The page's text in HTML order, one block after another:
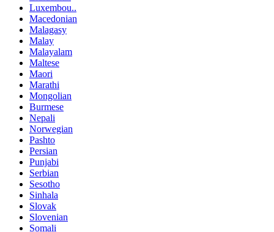
Luxembou..
Macedonian
Malagasy
Malay
Malayalam
Maltese
Maori
Marathi
Mongolian
Burmese
Nepali
Norwegian
Pashto
Persian
Punjabi
Serbian
Sesotho
Sinhala
Slovak
Slovenian
Somali